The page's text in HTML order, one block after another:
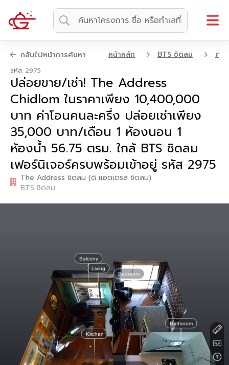
กลับไปหน้าการค้นหา หน้าหลัก BTS ชิดลม คอ
รหัส: 2975
ปล่อยขาย/เช่า! The Address
Chidlom ในราคาเพียง 10,400,000
บาท ค่าโอนคนละครึ่ง ปล่อยเช่าเพียง
35,000 บาท/เดือน 1 ห้องนอน 1
ห้องน้ำ 56.75 ตรม. ใกล้ BTS ชิดลม
เฟอร์นิเจอร์ครบพร้อมเข้าอยู่ รหัส 2975
The Address ชิดลม (ดิ แอดเดรส ชิดลม)
BTS ชิดลม